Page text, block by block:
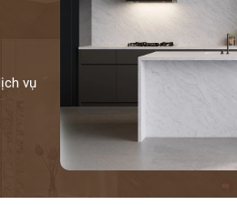
vụ